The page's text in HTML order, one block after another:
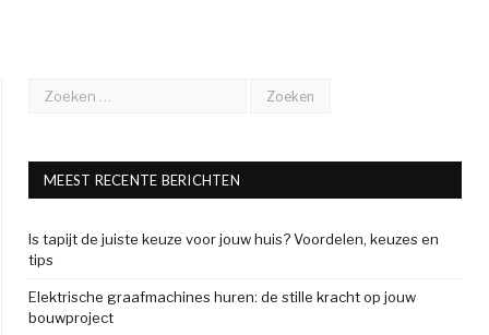
MEEST RECENTE BERICHTEN
Is tapijt de juiste keuze voor jouw huis? Voordelen, keuzes en
tips
Elektrische graafmachines huren: de stille kracht op jouw
bouwproject